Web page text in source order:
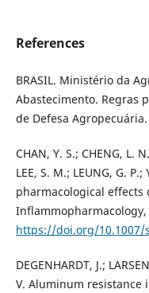
References
BRASIL. Ministério da
Abastecimento. Regras
de Defesa
CHAN, Y. S.; CHENG, L.
LEE, S. M.; LEUNG, G.
pharmacological
Inflammopharmacology,
https://doi.org/10.1007/
DEGENHARDT, J.;
V. Aluminum resistance